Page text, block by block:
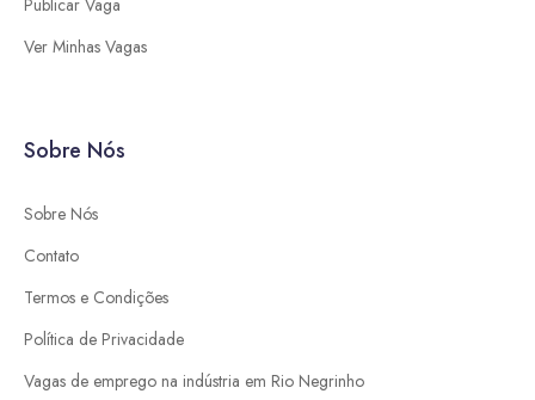
Ver Minhas Vagas
Sobre Nós
Sobre Nós
Contato
Termos e Condições
Política de Privacidade
Vagas de emprego na indústria em Rio Negrinho